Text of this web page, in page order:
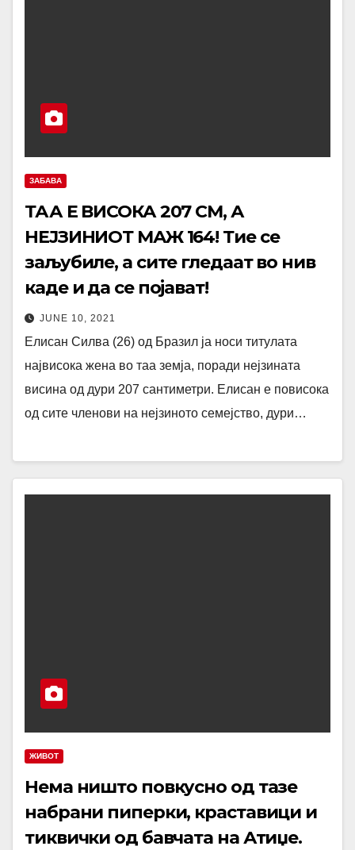
ЗАБАВА
ТАА Е ВИСОКА 207 СМ, А
НЕЈЗИНИОТ МАЖ 164! Тие се
заљубиле, а сите гледаат во нив
каде и да се појават!
JUNE 10, 2021
Елисан Силва (26) од Бразил ја носи титулата
највисока жена во таа земја, поради нејзината
висина од дури 207 сантиметри. Елисан е повисока
од сите членови на нејзиното семејство, дури…
ЖИВОТ
Нема ништо повкусно од тазе
набрани пиперки, краставици и
тиквички од бавчата на Атиџе.